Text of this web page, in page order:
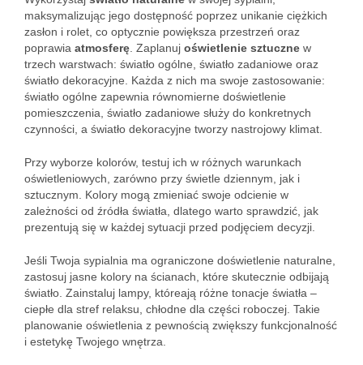
maksymalizując jego dostępność poprzez unikanie ciężkich
zasłon i rolet, co optycznie powiększa przestrzeń oraz
poprawia atmosferę . Zaplanuj oświetlenie sztuczne w
trzech warstwach: światło ogólne, światło zadaniowe oraz
światło dekoracyjne. Każda z nich ma swoje zastosowanie:
światło ogólne zapewnia równomierne doświetlenie
pomieszczenia, światło zadaniowe służy do konkretnych
czynności, a światło dekoracyjne tworzy nastrojowy klimat.
Przy wyborze kolorów, testuj ich w różnych warunkach
oświetleniowych, zarówno przy świetle dziennym, jak i
sztucznym. Kolory mogą zmieniać swoje odcienie w
zależności od źródła światła, dlatego warto sprawdzić, jak
prezentują się w każdej sytuacji przed podjęciem decyzji.
Jeśli Twoja sypialnia ma ograniczone doświetlenie naturalne,
zastosuj jasne kolory na ścianach, które skutecznie odbijają
światło. Zainstaluj lampy, któreają różne tonacje światła –
ciepłe dla stref relaksu, chłodne dla części roboczej. Takie
planowanie oświetlenia z pewnością zwiększy funkcjonalność
i estetykę Twojego wnętrza.